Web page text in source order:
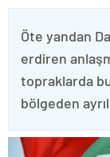
Öte yandan
erdiren
topraklarda
bölgeden